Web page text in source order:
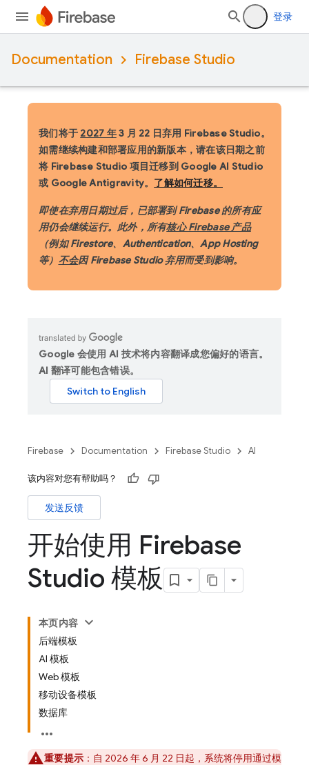
登录
Documentation Firebase Studio
我们将于 2027 年3 月 22 日弃用 Firebase Studio。
如需继续构建和部署应用的新版本，请在该日期之前
将 Firebase Studio 项目迁移到 Google AI Studio
或 Google Antigravity。 了解如何迁移。
即使在弃用日期过后，已部署到 Firebase 的所有应
用仍会继续运行。此外，所有核心 Firebase 产品
（例如 Firestore、Authentication、App Hosting
等） 不会因 Firebase Studio 弃用而受到影响。
Google 会使用 AI 技术将内容翻译成您偏好的语言。
AI 翻译可能包含错误。
Firebase Documentation Firebase Studio AI
该内容对您有帮助吗？
发送反馈
开始使用 Firebase
Studio 模板
本页内容
后端模板
AI 模板
Web 模板
移动设备模板
数据库
重要提示 ：自 2026 年 6 月 22 日起，系统将停用通过模